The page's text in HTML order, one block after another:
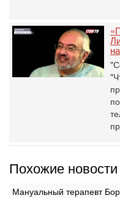
Похожие новости
Мануальный терапевт